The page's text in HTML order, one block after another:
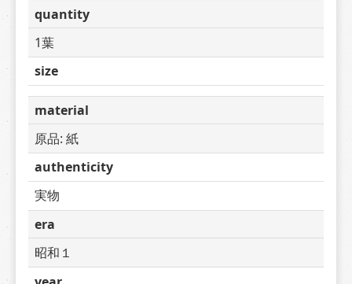
quantity
1葉
size
material
原品: 紙
authenticity
実物
era
昭和１